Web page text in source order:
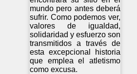
mundo pero antes deberá
sufrir. Como podemos ver,
valores de igualdad,
solidaridad y esfuerzo son
transmitidos a través de
esta excepcional historia
que emplea el atletismo
como excusa.